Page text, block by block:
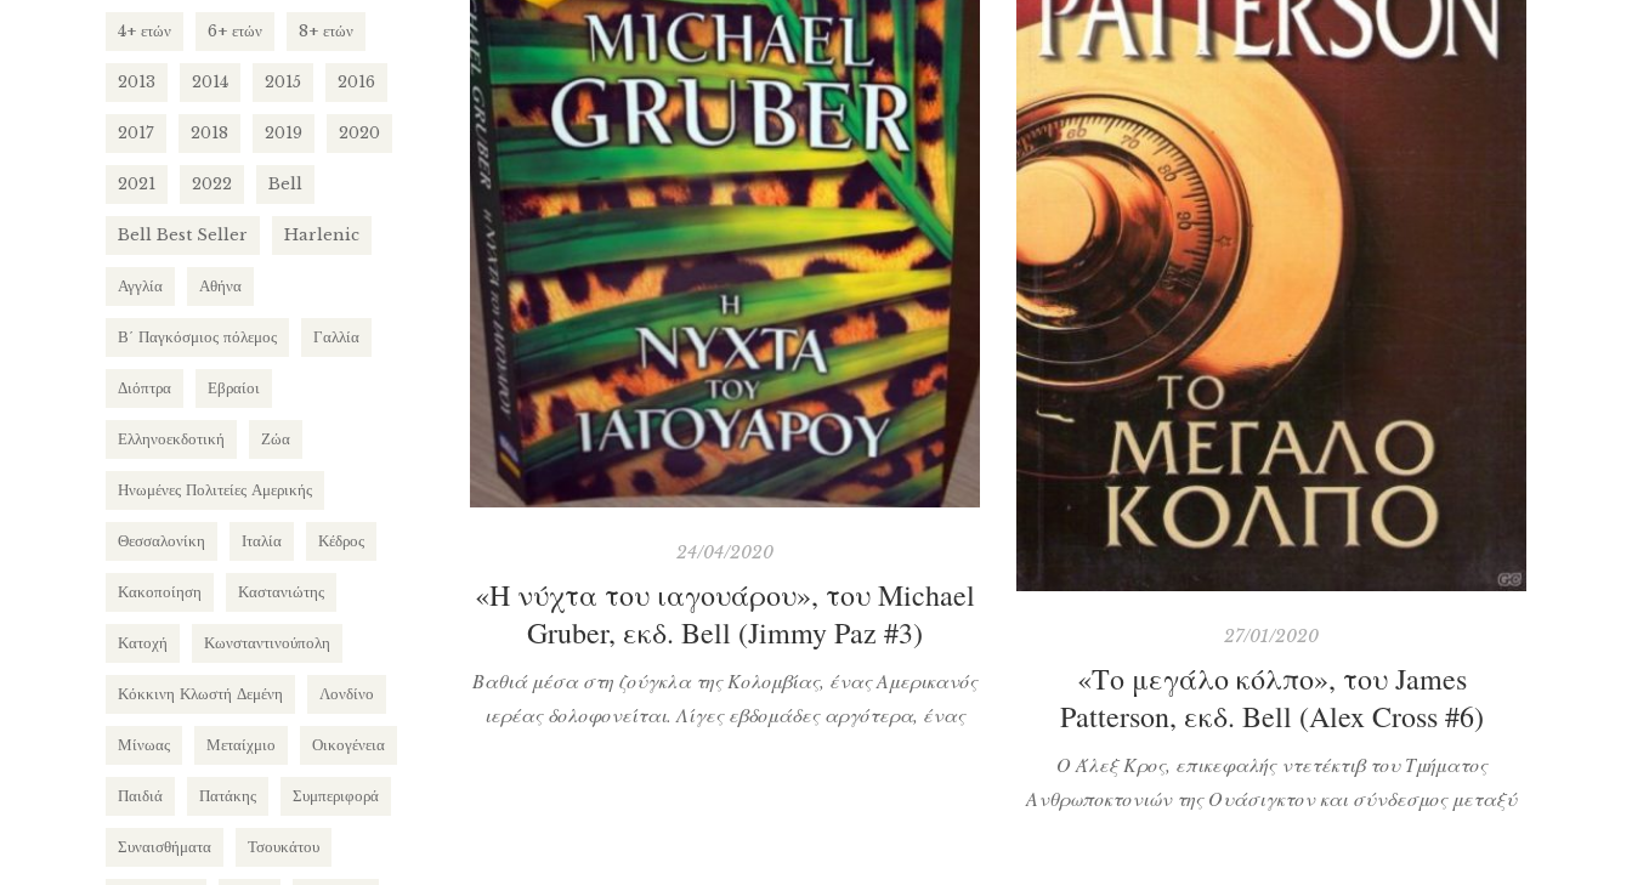
24/04/2020
«Η νύχτα του ιαγουάρου», του Michael
Gruber, εκδ. Bell (Jimmy Paz #3)
Βαθιά μέσα στη ζούγκλα της Κολομβίας, ένας Αμερικανός
ιερέας δολοφονείται. Λίγες εβδομάδες αργότερα, ένας
27/01/2020
«Το μεγάλο κόλπο», του James
Patterson, εκδ. Bell (Alex Cross #6)
Ο Άλεξ Κρος, επικεφαλής ντετέκτιβ του Τμήματος
Ανθρωποκτονιών της Ουάσιγκτον και σύνδεσμος μεταξύ
4+ ετών 6+ ετών 8+ ετών
2013 2014 2015 2016
2017 2018 2019 2020
2021 2022 Bell
Bell Best Seller Harlenic
Αγγλία Αθήνα
Β΄ Παγκόσμιος πόλεμος Γαλλία
Διόπτρα Εβραίοι
Ελληνοεκδοτική Ζώα
Ηνωμένες Πολιτείες Αμερικής
Θεσσαλονίκη Ιταλία Κέδρος
Κακοποίηση Καστανιώτης
Κατοχή Κωνσταντινούπολη
Κόκκινη Κλωστή Δεμένη Λονδίνο
Μίνωας Μεταίχμιο Οικογένεια
Παιδιά Πατάκης Συμπεριφορά
Συναισθήματα Τσουκάτου